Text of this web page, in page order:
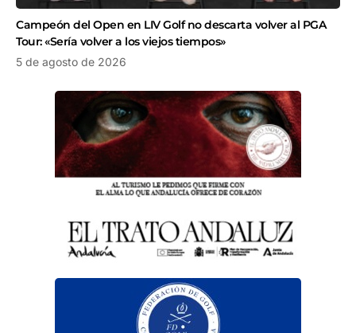
Campeón del Open en LIV Golf no descarta volver al PGA
Tour: «Sería volver a los viejos tiempos»
5 de agosto de 2026